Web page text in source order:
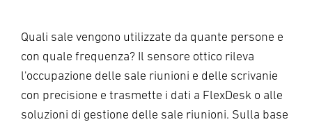
Quali sale vengono utilizzate da quante persone e
con quale frequenza? Il sensore ottico rileva
l'occupazione delle sale riunioni e delle scrivanie
con precisione e trasmette i dati a FlexDesk o alle
soluzioni di gestione delle sale riunioni. Sulla base